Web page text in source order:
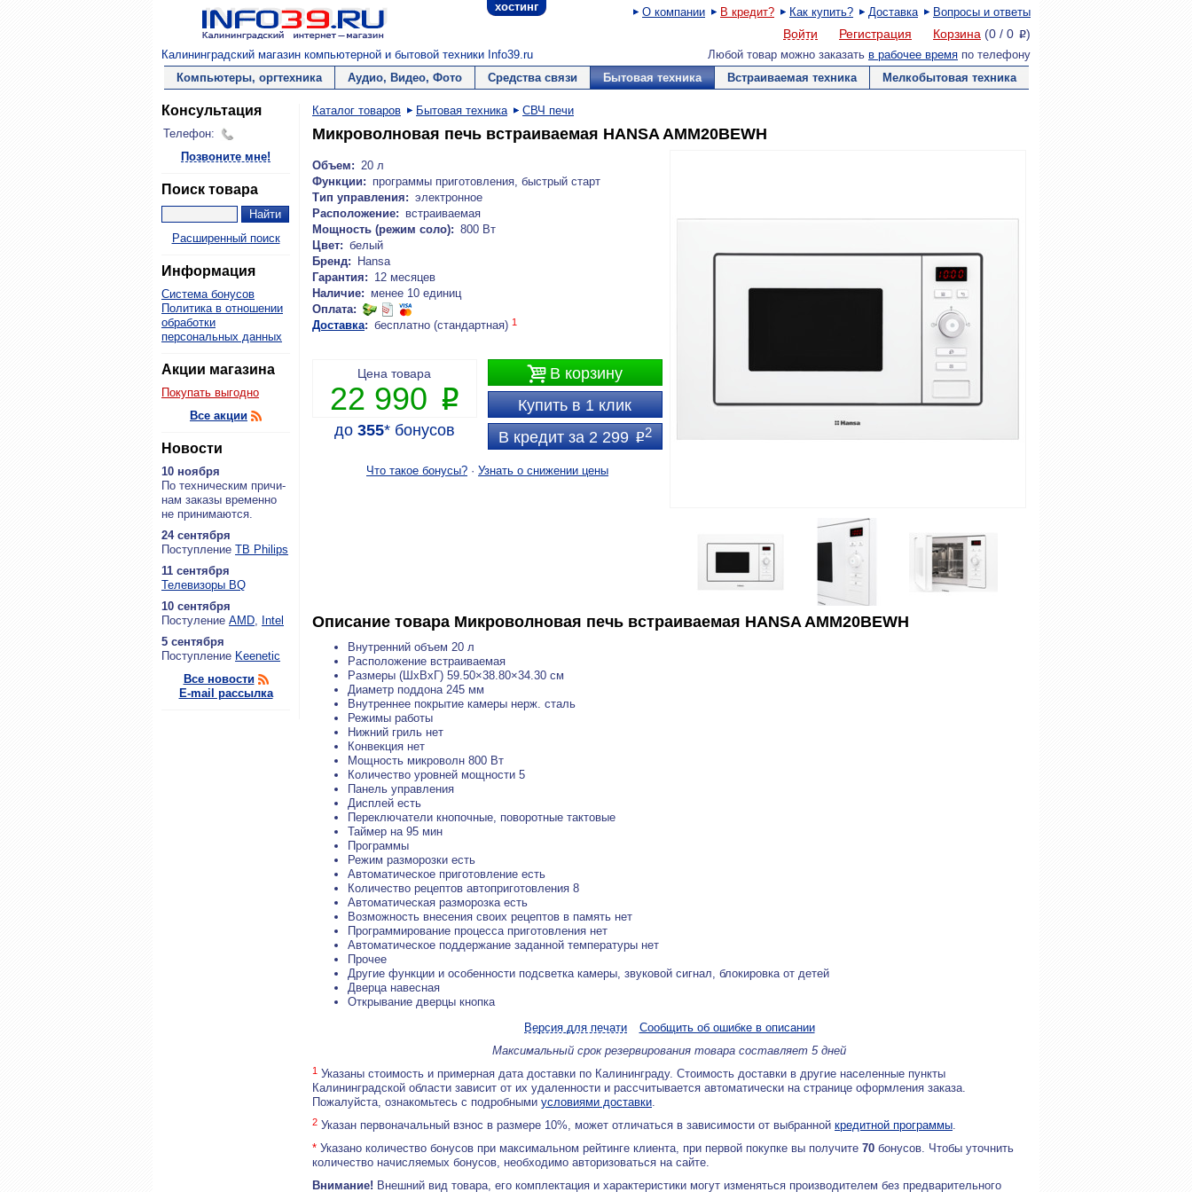
хостинг О компании В кредит? Как купить? Доставка Вопросы и ответы
Войти Регистрация Корзина (0 / 0 P)
Калининградский магазин компьютерной и бытовой техники Info39.ru Любой товар можно заказать в рабочее время по телефону
Компьютеры, оргтехника
Аудио, Видео, Фото Средства связи Бытовая техника Встраиваемая техника Мелкобытовая техника
Консультация
Телефон:
Позвоните мне!
Поиск товара
Расширенный поиск
Информация
Система бонусов
Политика в отношении
обработки
персональных данных
Акции магазина
Покупать выгодно
Все акции
Новости
10 ноября
По тех­ни­че­ским при­чи­
нам за­ка­зы вре­мен­но
не при­ни­ма­ют­ся.
24 сентября
По­ступ­ле­ние ТВ Philips
11 сентября
Теле­ви­зо­ры BQ
10 сентября
По­сту­ле­ние AMD, Intel
5 сентября
По­ступ­ле­ние Keenetic
Все новости
E-mail рассылка
Каталог товаров Бытовая техника СВЧ печи
Микроволновая печь встраиваемая HANSA AMM20BEWH
Объем: 20 л
Функции: программы приготовления, быстрый старт
Тип управления: электронное
Расположение: встраиваемая
Мощность (режим соло): 800 Вт
Цвет: белый
Бренд:
Hansa
Гарантия: 12 месяцев
Наличие: менее 10 единиц
Оплата:
Доставка: бесплатно (стандартная) 1
В корзину
Купить в 1 клик
В кредит за 2 299P2
Цена товара
22 990 P
до 355*бонусов
Что такое бонусы? · Узнать о снижении цены
Описание товара Микроволновая печь встраиваемая HANSA AMM20BEWH
Внутренний объем 20 л
Расположение встраиваемая
Размеры (ШхВхГ) 59.50×38.80×34.30 см
Диаметр поддона 245 мм
Внутреннее покрытие камеры нерж. сталь
Режимы работы
Нижний гриль нет
Конвекция нет
Мощность микроволн 800 Вт
Количество уровней мощности 5
Панель управления
Дисплей есть
Переключатели кнопочные, поворотные тактовые
Таймер на 95 мин
Программы
Режим разморозки есть
Автоматическое приготовление есть
Количество рецептов автоприготовления 8
Автоматическая разморозка есть
Возможность внесения своих рецептов в память нет
Программирование процесса приготовления нет
Автоматическое поддержание заданной температуры нет
Прочее
Другие функции и особенности подсветка камеры, звуковой сигнал, блокировка от детей
Дверца навесная
Открывание дверцы кнопка
Версия для печати
Сообщить об ошибке в описании
Максимальный срок резервирования товара составляет 5 дней
1 Указаны стоимость и примерная дата доставки по Калининграду. Стоимость доставки в другие населенные пункты
Калининградской области зависит от их удаленности и рассчитывается автоматически на странице оформления заказа.
Пожалуйста, ознакомьтесь с подробными условиями доставки.
2 Указан первоначальный взнос в размере 10%, может отличаться в зависимости от выбранной кредитной программы.
* Указано количество бонусов при максимальном рейтинге клиента, при первой покупке вы получите 70 бонусов. Чтобы уточнить
количество начисляемых бонусов, необходимо авторизоваться на сайте.
Внимание! Внешний вид товара, его комплектация и характеристики могут изменяться производителем без предварительного